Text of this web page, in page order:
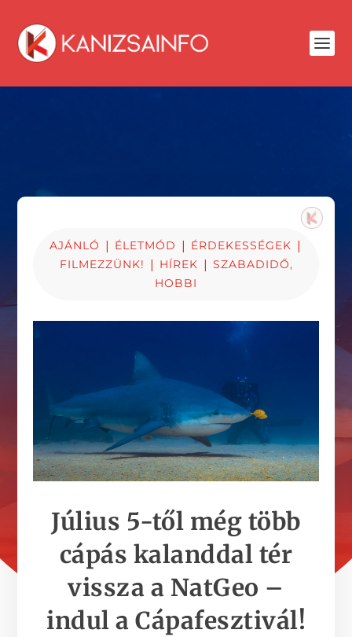
AJÁNLÓ | ÉLETMÓD | ÉRDEKESSÉGEK |
FILMEZZÜNK! | HÍREK | SZABADIDŐ,
HOBBI
Július 5-től még több
cápás kalanddal tér
vissza a NatGeo –
indul a Cápafesztivál!